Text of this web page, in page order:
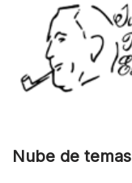
Nube de temas